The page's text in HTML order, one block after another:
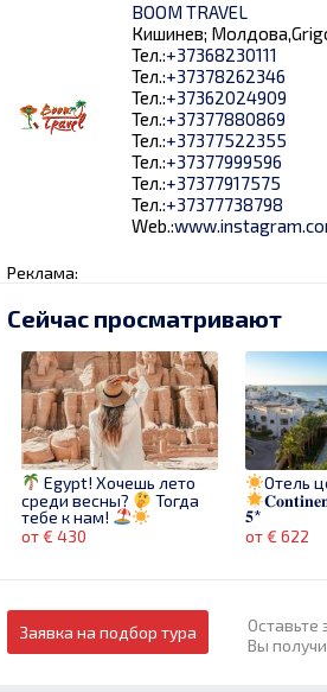
BOOM TRAVEL
Кишинев;
Тел.:+37368230111
Тел.:+37378262346
Тел.:+37362024909
Тел.:+37377880869
Тел.:+37377522355
Тел.:+37377999596
Тел.:+37377917575
Тел.:+37377738798
Web.:
Реклама:
Сейчас просматривают
Egypt! Хочешь лето
среди весны?
Тогда
тебе к нам!
от € 430
Отель
𝟓*
от € 622
Заявка на подбор тура
Оставьте
Вы